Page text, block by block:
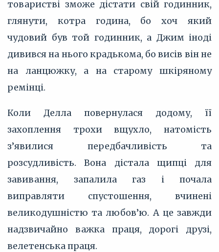
товаристві зможе дістати свій годинник,
глянути, котра година, бо хоч який
чудовий був той годинник, а Джим іноді
дивився на нього крадькома, бо висів він не
на ланцюжку, а на старому шкіряному
ремінці.
Коли Делла повернулася додому, її
захоплення трохи вщухло, натомість
з’‎явилися передбачливість та
розсудливість. Вона дістала щипці для
завивання, запалила газ і почала
виправляти спустошення, вчинені
великодушністю та любов’‎ю. А це завжди
надзвичайно важка праця, дорогі друзі,
велетенська праця.